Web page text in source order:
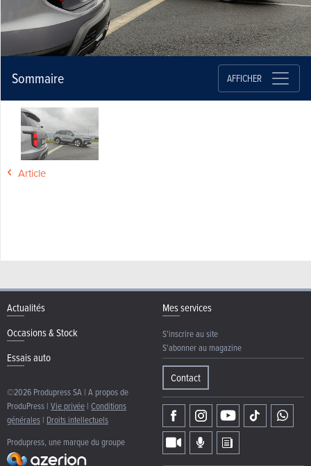
Sommaire AFFICHER
Article
Actualités
Occasions & Stock
Essais auto
©2026 Produpress SA | A propos de
ProduPress | Vie privée | Conditions
générales | Droits intellectuels
Produpress, une marque du groupe
Mes services
S'inscrire au site
S'abonner au magazine
Contact